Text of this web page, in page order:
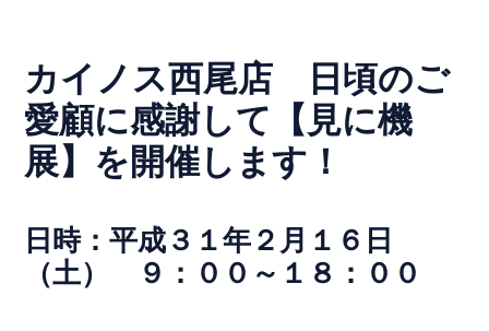
カイノス西尾店 日頃のご
愛顧に感謝して【見に機
展】を開催します！
日時：平成３１年２月１６日
（土） ９：００～１８：００